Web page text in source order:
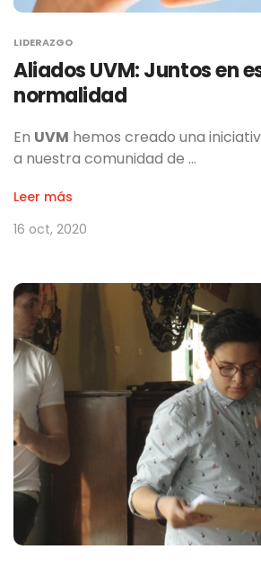
LIDERAZGO
Aliados UVM: Juntos en
normalidad
En UVM hemos creado una
a nuestra comunidad de …
Leer más
16 oct, 2020